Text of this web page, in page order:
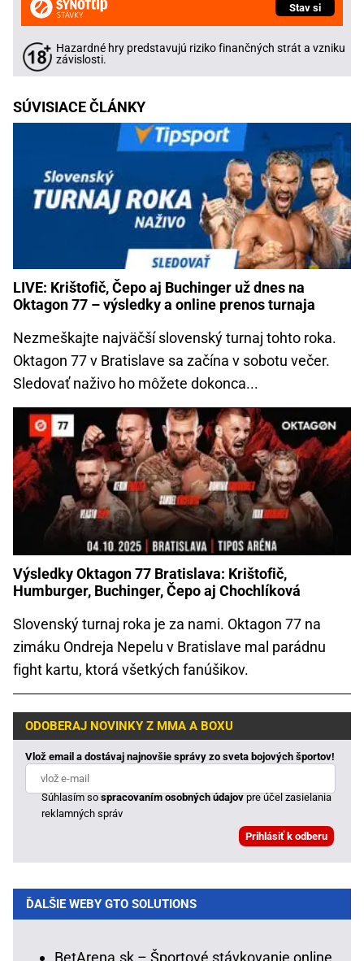
Stav si
Hazardné hry predstavujú riziko finančných strát a vzniku
závislosti.
SÚVISIACE ČLÁNKY
LIVE: Krištofič, Čepo aj Buchinger už dnes na
Oktagon 77 – výsledky a online prenos turnaja
Nezmeškajte najväčší slovenský turnaj tohto roka.
Oktagon 77 v Bratislave sa začína v sobotu večer.
Sledovať naživo ho môžete dokonca...
Výsledky Oktagon 77 Bratislava: Krištofič,
Humburger, Buchinger, Čepo aj Chochlíková
Slovenský turnaj roka je za nami. Oktagon 77 na
zimáku Ondreja Nepelu v Bratislave mal parádnu
fight kartu, ktorá všetkých fanúšikov.
ODOBERAJ NOVINKY Z MMA A BOXU
Vlož email a dostávaj najnovšie správy zo sveta bojových športov!
Súhlasím sospracovaním osobných údajovpre účel zasielania
reklamných správ
ĎALŠIE WEBY GTO SOLUTIONS
BetArena.sk – Športové stávkovanie online